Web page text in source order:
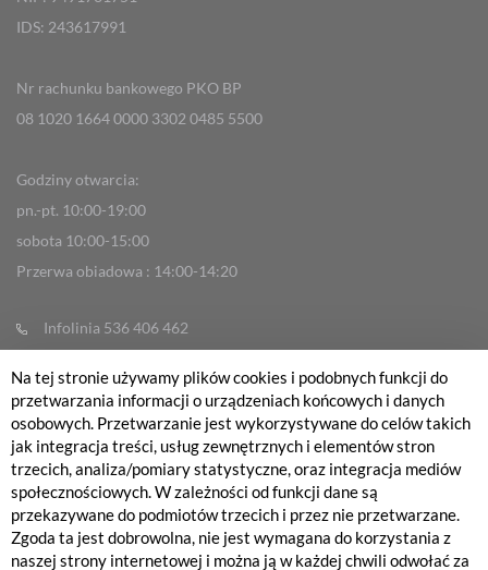
IDS: 243617991
Nr rachunku bankowego PKO BP
08 1020 1664 0000 3302 0485 5500
Godziny otwarcia:
pn.-pt. 10:00-19:00
sobota 10:00-15:00
Przerwa obiadowa : 14:00-14:20
Infolinia 536 406 462
Reklamacje
sklep@fabrykarowerow.com
Serwis 505 700 393
serwis@fabrykarowerow.com
Bikefitting 451 159 109
fitting@fabrykarowerow.com
Na tej stronie używamy plików cookies i podobnych funkcji do
przetwarzania informacji o urządzeniach końcowych i danych
osobowych. Przetwarzanie jest wykorzystywane do celów takich
jak integracja treści, usług zewnętrznych i elementów stron
trzecich, analiza/pomiary statystyczne, oraz integracja mediów
społecznościowych. W zależności od funkcji dane są
przekazywane do podmiotów trzecich i przez nie przetwarzane.
Zgoda ta jest dobrowolna, nie jest wymagana do korzystania z
naszej strony internetowej i można ją w każdej chwili odwołać za